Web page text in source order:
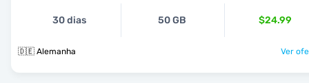
30 dias 50 GB $24.99
🇩🇪 Alemanha Ver